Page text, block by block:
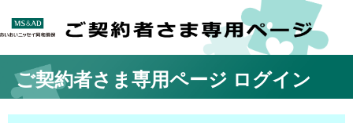
ご契約者さま専用ページ ログイン